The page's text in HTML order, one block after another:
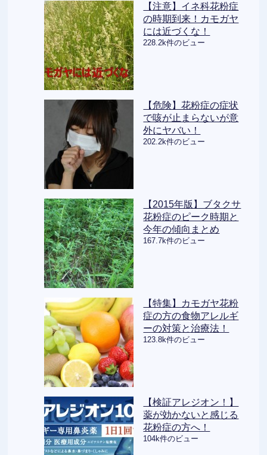
【注意】イネ科花粉症
の時期到来！カモガヤ
には近づくな！
228.2k件のビュー
【危険】花粉症の症状
で咳が止まらないが意
外にヤバい！
202.2k件のビュー
【2015年版】ブタクサ
花粉症のピーク時期と
今年の傾向まとめ
167.7k件のビュー
【特集】カモガヤ花粉
症の方の食物アレルギ
ーの対策と治療法！
123.8k件のビュー
【検証アレジオン！】
薬が効かないと感じる
花粉症の方へ！
104k件のビュー